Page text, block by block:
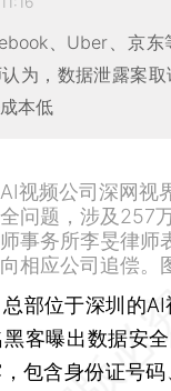
、Uber、京东
为，数据泄露案
本低
视频公司深网视
问题，涉及257
事务所李旻律师
相应公司追偿。
总部位于深圳的AI
黑客曝出数据安
包含身份证号码